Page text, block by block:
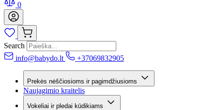
0
Search
info@babydo.lt
+37069832905
Prekės nėščiosioms ir pagimdžiusioms
Naujagimio kraitelis
Vokeliai ir pledai kūdikiams